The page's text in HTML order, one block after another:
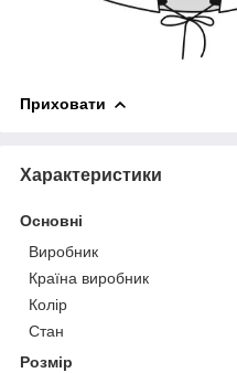
Приховати
Характеристики
Основні
Виробник
Країна виробник
Колір
Стан
Розмір